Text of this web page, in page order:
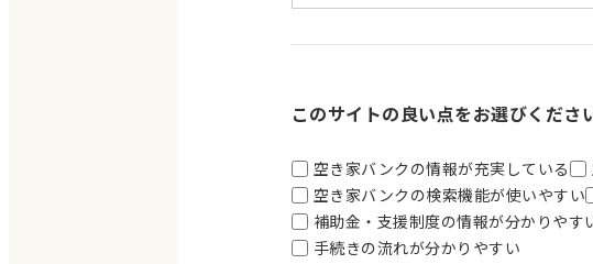
このサイトの良い点をお選びくださ
空き家バンクの情報が充実している
空き家バンクの検索機能が使いやすい
補助金・支援制度の情報が分かりやす
手続きの流れが分かりやすい